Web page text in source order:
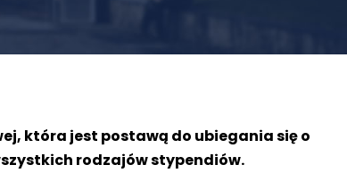
która jest postawą do ubiegania się o
rodzajów stypendiów.